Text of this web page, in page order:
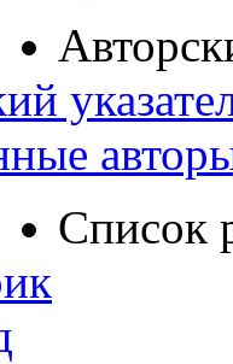
Список